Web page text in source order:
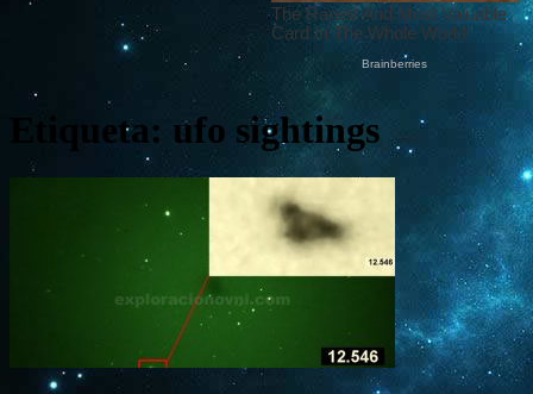
Etiqueta: ufo sightings